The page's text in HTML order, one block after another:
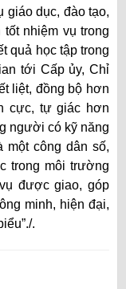
giáo dục, đào tạo,
nhiệm vụ trong
quả học tập trong
tới Cấp ủy, Chỉ
liệt, đồng bộ hơn
cực, tự giác hơn
người có kỹ năng
một công dân số,
trong môi trường
được giao, góp
minh, hiện đại,
.